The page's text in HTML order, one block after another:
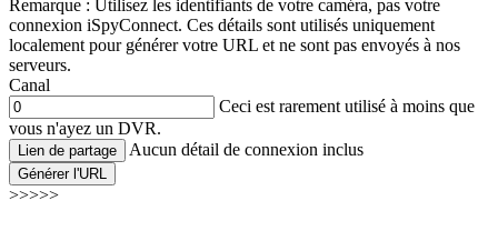
Remarque : Utilisez les identifiants de votre caméra, pas votre
connexion iSpyConnect. Ces détails sont utilisés uniquement
localement pour générer votre URL et ne sont pas envoyés à nos
serveurs.
Canal
Ceci est rarement utilisé à moins que
vous n'ayez un DVR.
Lien de partage Aucun détail de connexion inclus
Générer l'URL
>>>>>